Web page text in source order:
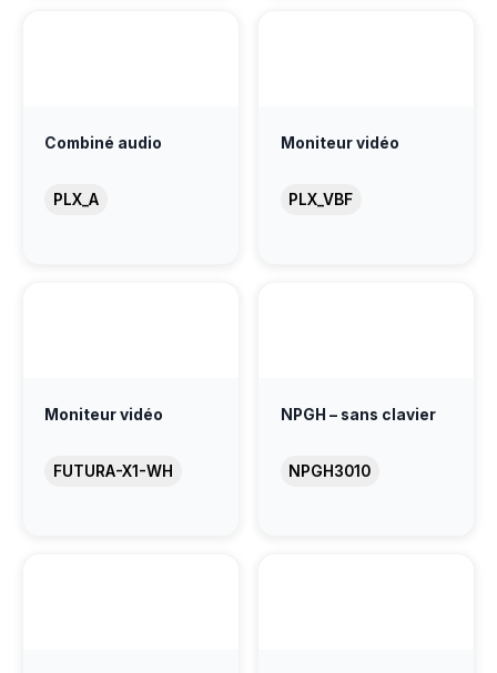
Combiné audio
PLX_A
Moniteur vidéo
PLX_VBF
Moniteur vidéo
FUTURA-X1-WH
NPGH – sans clavier
NPGH3010